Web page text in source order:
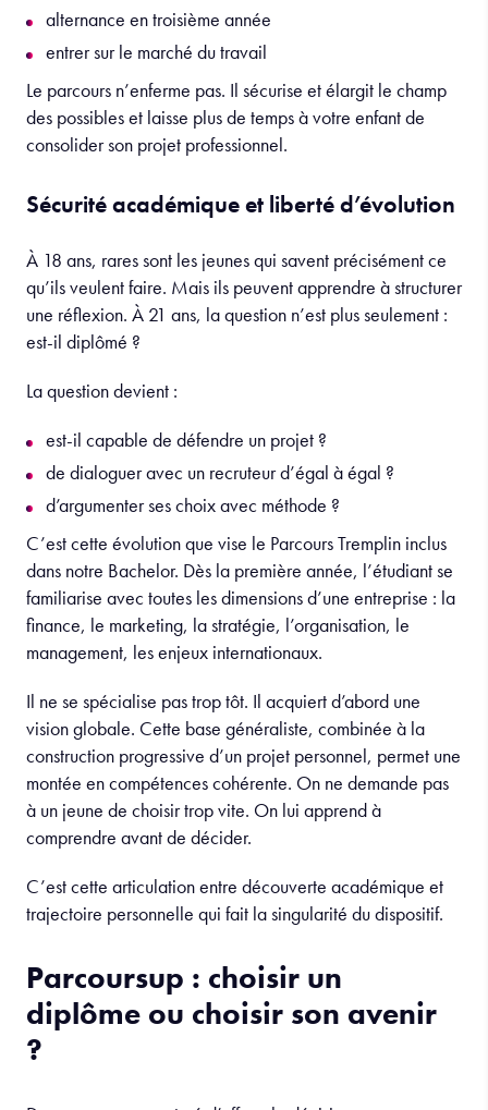
alternance en troisième année
entrer sur le marché du travail
Le parcours n’enferme pas. Il sécurise et élargit le champ
des possibles et laisse plus de temps à votre enfant de
consolider son projet professionnel.
Sécurité académique et liberté d’évolution
À 18 ans, rares sont les jeunes qui savent précisément ce
qu’ils veulent faire. Mais ils peuvent apprendre à structurer
une réflexion. À 21 ans, la question n’est plus seulement :
est-il diplômé ?
La question devient :
est-il capable de défendre un projet ?
de dialoguer avec un recruteur d’égal à égal ?
d’argumenter ses choix avec méthode ?
C’est cette évolution que vise le Parcours Tremplin inclus
dans notre Bachelor. Dès la première année, l’étudiant se
familiarise avec toutes les dimensions d’une entreprise : la
finance, le marketing, la stratégie, l’organisation, le
management, les enjeux internationaux.
Il ne se spécialise pas trop tôt. Il acquiert d’abord une
vision globale. Cette base généraliste, combinée à la
construction progressive d’un projet personnel, permet une
montée en compétences cohérente. On ne demande pas
à un jeune de choisir trop vite. On lui apprend à
comprendre avant de décider.
C’est cette articulation entre découverte académique et
trajectoire personnelle qui fait la singularité du dispositif.
Parcoursup : choisir un
diplôme ou choisir son avenir
?